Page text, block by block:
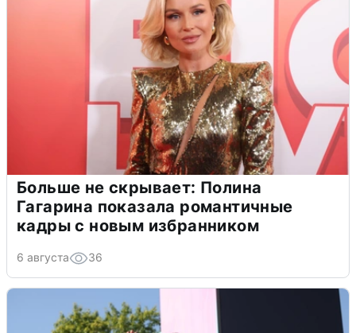
Больше не скрывает: Полина
Гагарина показала романтичные
кадры с новым избранником
6 августа 36